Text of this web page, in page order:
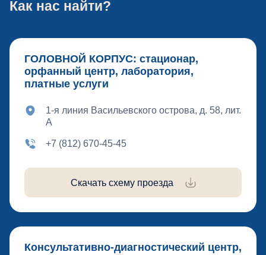
Как нас найти?
ГОЛОВНОЙ КОРПУС: стационар,
орфанный центр, лаборатория,
платные услуги
1-я линия Васильевского острова, д. 58, лит.
А
+7 (812) 670-45-45
Скачать схему проезда
Консультативно-диагностический центр,